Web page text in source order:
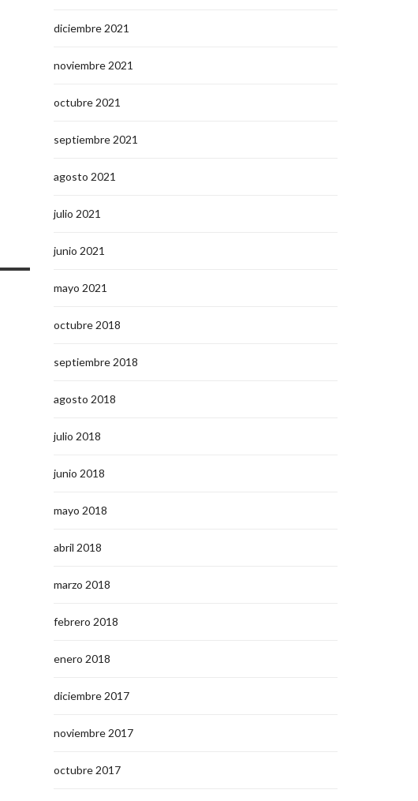
diciembre 2021
noviembre 2021
octubre 2021
septiembre 2021
agosto 2021
julio 2021
junio 2021
mayo 2021
octubre 2018
septiembre 2018
agosto 2018
julio 2018
junio 2018
mayo 2018
abril 2018
marzo 2018
febrero 2018
enero 2018
diciembre 2017
noviembre 2017
octubre 2017